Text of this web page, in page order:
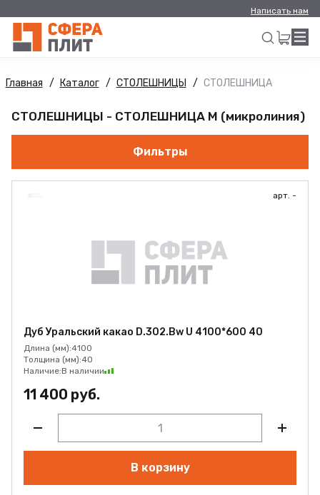
Написать нам
Искать
Главная Каталог СТОЛЕШНИЦЫ СТОЛЕШНИЦА
СТОЛЕШНИЦЫ - СТОЛЕШНИЦА M (микролиния)
Фильтры
арт. -
Дуб Уральский какао D.302.Bw U 4100*600 40
Длина (мм):4100
Толщина (мм):40
Наличие:В наличии
11 400 руб.
В корзину